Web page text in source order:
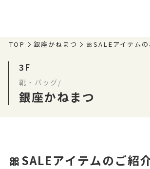
TOP 銀座かねまつ 🎀SALEアイテムの
3F
靴・バッグ/
銀座かねまつ
🎀SALEアイテムのご紹